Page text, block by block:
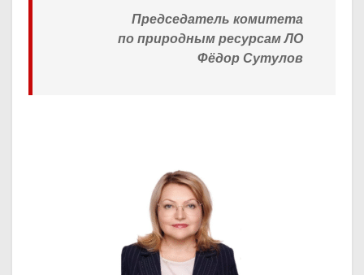
Председатель комитета
по природным ресурсам ЛО
Фёдор Сутулов